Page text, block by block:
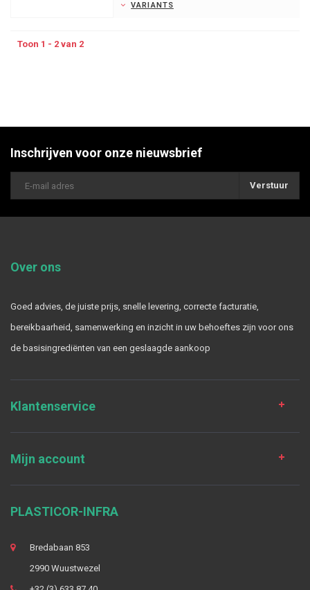
VARIANTS
Toon 1 - 2 van 2
Inschrijven voor onze nieuwsbrief
Verstuur
Over ons
Goed advies, de juiste prijs, snelle levering, correcte facturatie,
bereikbaarheid, samenwerking en inzicht in uw behoeftes zijn voor ons
de basisingrediënten van een geslaagde aankoop
Klantenservice
Mijn account
PLASTICOR-INFRA
Bredabaan 853
2990 Wuustwezel